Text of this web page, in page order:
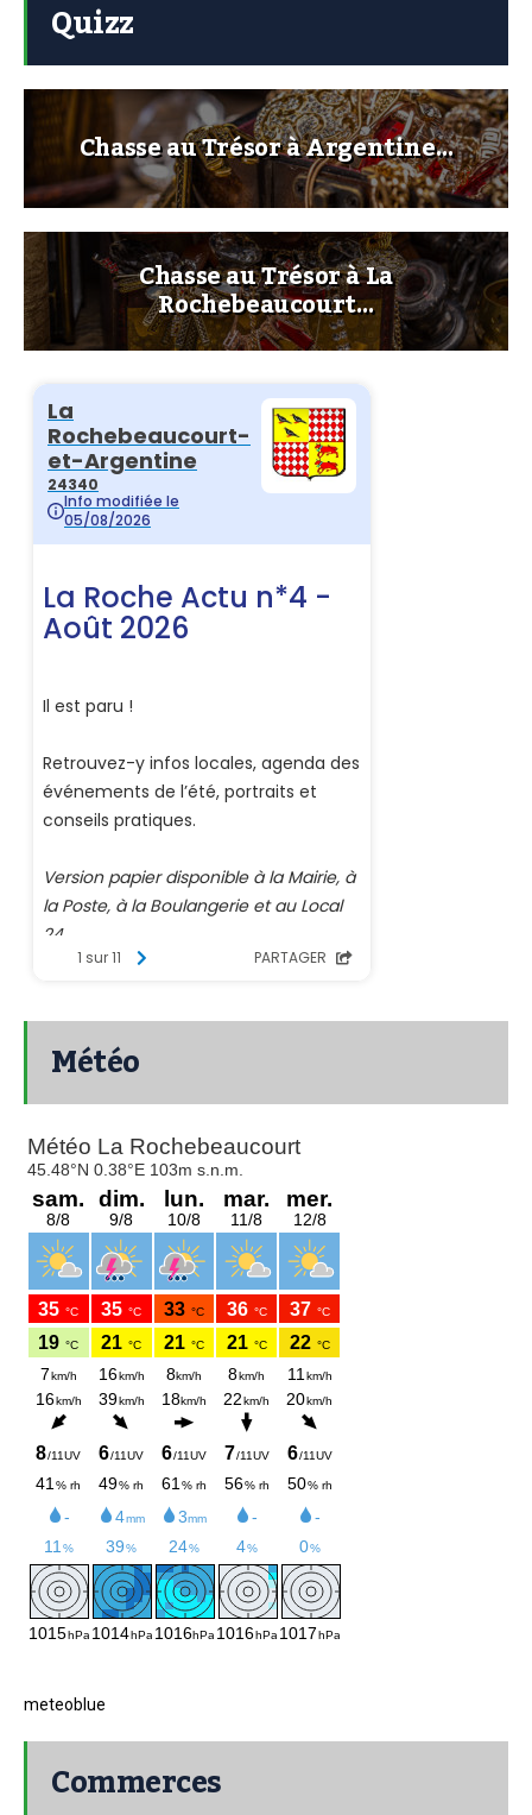
Quizz
Chasse au Trésor à Argentine…
Chasse au Trésor à La
Rochebeaucourt…
Météo
meteoblue
Commerces